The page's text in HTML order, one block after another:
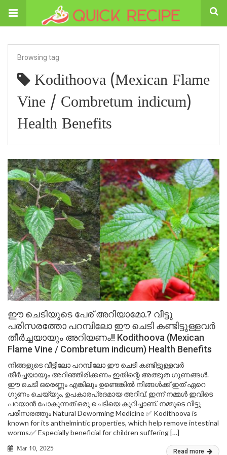
Browsing tag
Kodithoova (Mexican Flame
Vine / Combretum indicum)
Health Benefits
ഈ ചെടിയുടെ പേര് അറിയാമോ.? വീട്ടു
പരിസരത്തോ പറമ്പിലോ ഈ ചെടി കണ്ടിട്ടുള്ളവർ
തീർച്ചയായും അറിയണം!! Kodithoova (Mexican
Flame Vine / Combretum indicum) Health Benefits
നിങ്ങളുടെ വീട്ടിലോ പറമ്പിലോ ഈ ചെടി കണ്ടിട്ടുള്ളവർ
തീർച്ചയായും അറിഞ്ഞിരിക്കണം ഇതിന്റെ അത്ഭുത ഗുണങ്ങൾ.
ഈ ചെടി ഒരെണ്ണം എങ്കിലും ഉണ്ടെങ്കിൽ നിങ്ങൾക്ക് ഇത് ഏറെ
ഗുണം ചെയ്യും, ഉപകാരപ്രദമായ അറിവ്. ഇന്ന് നമ്മൾ ഇവിടെ
പറയാൻ പോകുന്നത് ഒരു ചെടിയെ കുറിച്ചാണ്. നമ്മുടെ വീട്ടു
പരിസരത്തും Natural Deworming Medicine ✅ Kodithoova is
known for its anthelmintic properties, which help remove intestinal
worms.✅ Especially beneficial for children suffering […]
Mar 10, 2025 Read more